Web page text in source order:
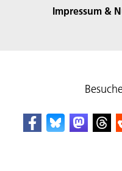
Impressum &